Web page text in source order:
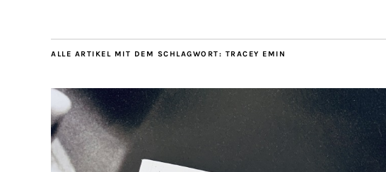
ALLE ARTIKEL MIT DEM SCHLAGWORT: TRACEY EMIN